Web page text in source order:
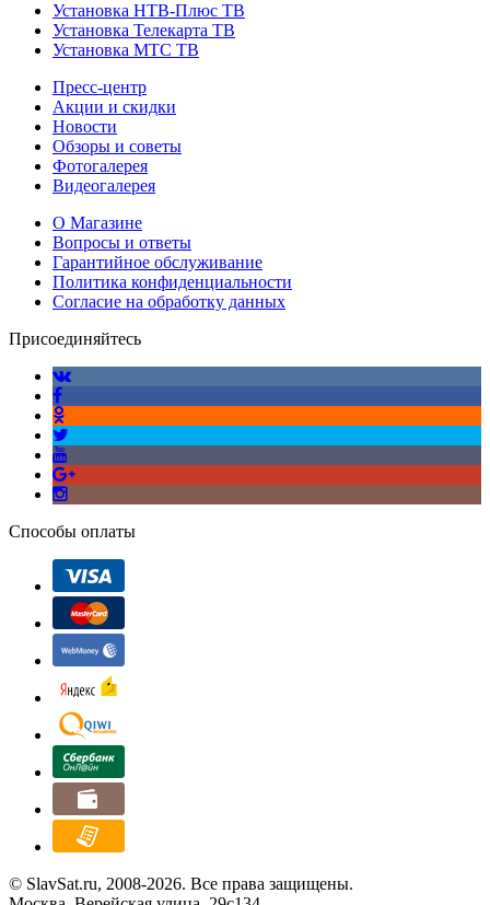
Установка НТВ-Плюс ТВ
Установка Телекарта ТВ
Установка МТС ТВ
Пресс-центр
Акции и скидки
Новости
Обзоры и советы
Фотогалерея
Видеогалерея
О Магазине
Вопросы и ответы
Гарантийное обслуживание
Политика конфиденциальности
Согласие на обработку данных
Присоединяйтесь
Способы оплаты
© SlavSat.ru, 2008-2026. Все права защищены.